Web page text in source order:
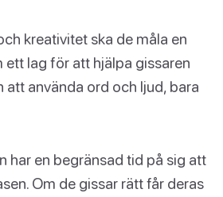
kreativitet ska de måla en
ett lag för att hjälpa gissaren
att använda ord och ljud, bara
har en begränsad tid på sig att
Om de gissar rätt får deras